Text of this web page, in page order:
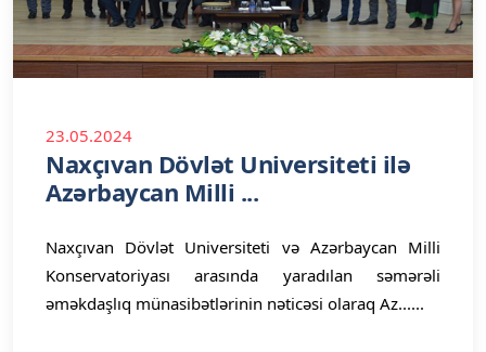
23.05.2024
Naxçıvan Dövlət Universiteti ilə
Azərbaycan Milli ...
Naxçıvan Dövlət Universiteti və Azərbaycan Milli
Konservatoriyası arasında yaradılan səmərəli
əməkdaşlıq münasibətlərinin nəticəsi olaraq Az......